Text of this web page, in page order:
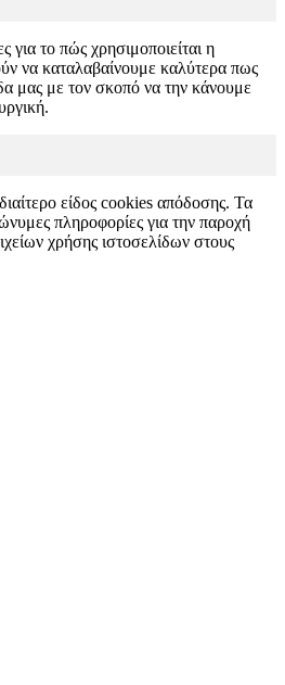
το πώς χρησιμοποιείται η
να καταλαβαίνουμε καλύτερα πως
μας με τον σκοπό να την κάνουμε
είδος cookies απόδοσης. Τα
πληροφορίες για την παροχή
χρήσης ιστοσελίδων στους